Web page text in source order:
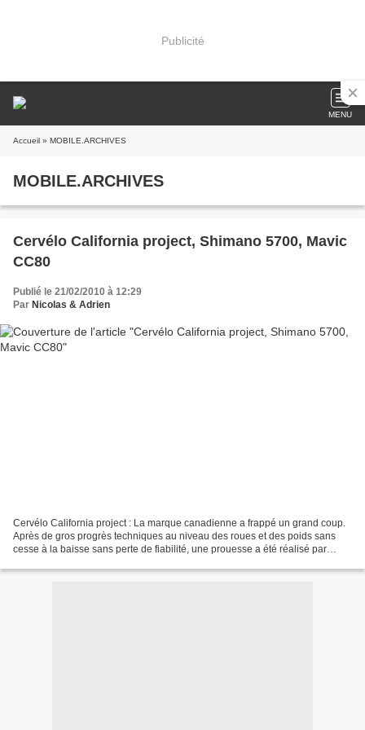
Publicité
MENU
Accueil » MOBILE.ARCHIVES
MOBILE.ARCHIVES
Cervélo California project, Shimano 5700, Mavic
CC80
Publié le 21/02/2010 à 12:29
Par Nicolas & Adrien
Cervélo California project : La marque canadienne a frappé un grand coup.
Après de gros progrès techniques au niveau des roues et des poids sans
cesse à la baisse sans perte de fiabilité, une prouesse a été réalisé par